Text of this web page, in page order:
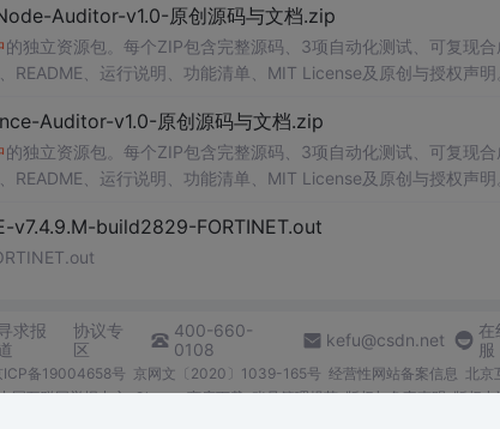
Auditor-v1.0-原创源码与文档.zip
的独立资源包。每个ZIP包含完整源码、3项自动化测试、可复现
README、运行说明、功能清单、MIT License及原创与授权声
志或其他受限素材。适合前端开发、AI应用工程、测试审计和课
Auditor-v1.0-原创源码与文档.zip
的独立资源包。每个ZIP包含完整源码、3项自动化测试、可复现
README、运行说明、功能清单、MIT License及原创与授权声
志或其他受限素材。适合前端开发、AI应用工程、测试审计和课
v7.4.9.M-build2829-FORTINET.out
求报
协议专
区
400-660-
0108
kefu@csdn.net
在
服
ICP备19004658号 京网文〔2020〕1039-165号 经营性网站备案信息 北京
国互联网举报中心 Chrome商店下载 账号管理规范 版权与免责声明 版权申